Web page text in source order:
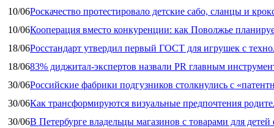
10/06Роскачество протестировало детские сабо, сланцы и
10/06Кооперация вместо конкуренции: как Поволжье
18/06Росстандарт утвердил первый ГОСТ для игрушек с
18/0683% диджитал‑экспертов назвали PR главным
30/06Российские фабрики подгузников столкнулись с
30/06Как трансформируются визуальные предпочтения
30/06В Петербурге владельцы магазинов с товарами для